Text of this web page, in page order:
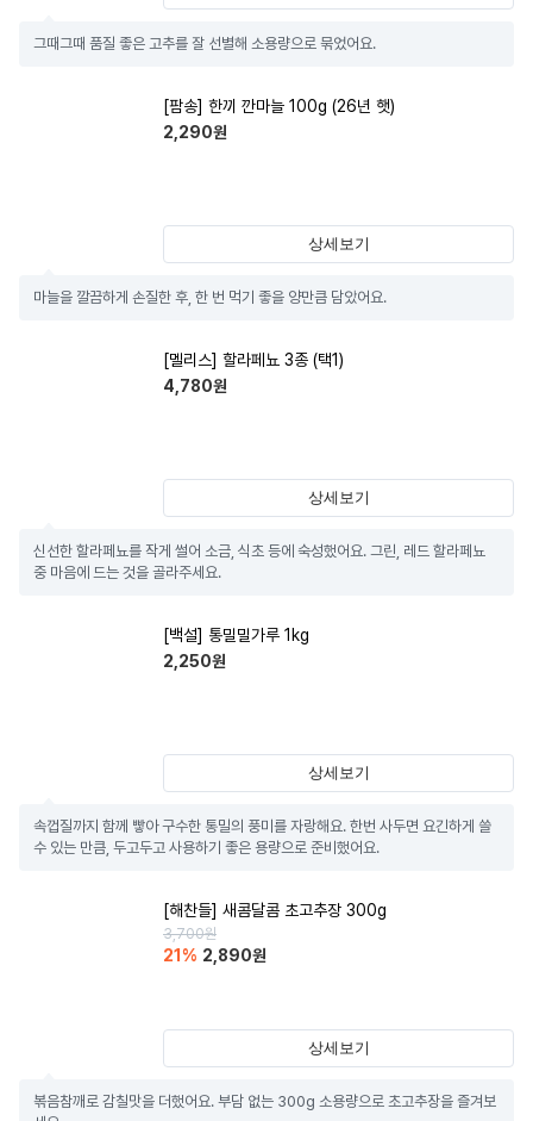
그때그때 품질 좋은 고추를 잘 선별해 소용량으로 묶었어요.
[팜송] 한끼 깐마늘 100g (26년 햇)
2,290원
상세보기
마늘을 깔끔하게 손질한 후, 한 번 먹기 좋을 양만큼 담았어요.
[멜리스] 할라페뇨 3종 (택1)
4,780원
상세보기
신선한 할라페뇨를 작게 썰어 소금, 식초 등에 숙성했어요. 그린, 레드 할라페뇨
중 마음에 드는 것을 골라주세요.
[백설] 통밀밀가루 1kg
2,250원
상세보기
속껍질까지 함께 빻아 구수한 통밀의 풍미를 자랑해요. 한번 사두면 요긴하게 쓸
수 있는 만큼, 두고두고 사용하기 좋은 용량으로 준비했어요.
[해찬들] 새콤달콤 초고추장 300g
3,700원
21 % 2,890원
상세보기
볶음참깨로 감칠맛을 더했어요. 부담 없는 300g 소용량으로 초고추장을 즐겨보